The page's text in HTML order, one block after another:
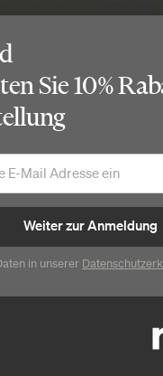
Sie 10%
Weiter zur Anmeldung
in unserer